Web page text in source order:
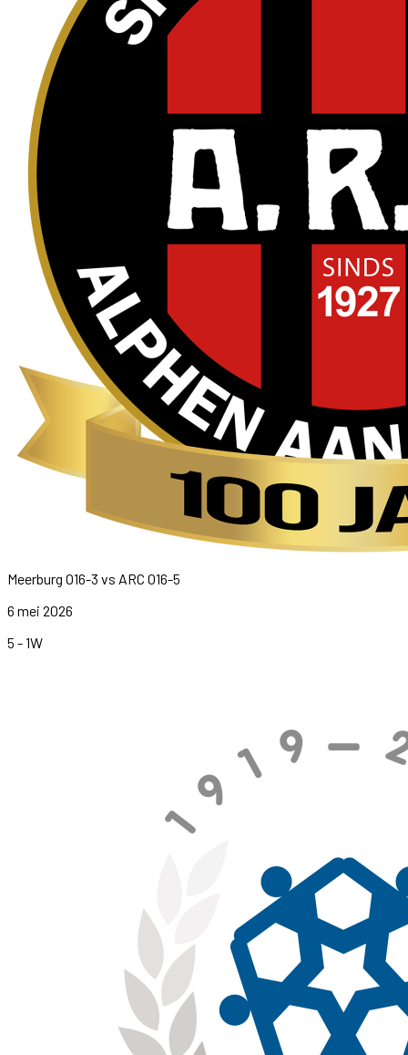
Meerburg O16-3 vs ARC O16-5
6 mei 2026
5 -1W